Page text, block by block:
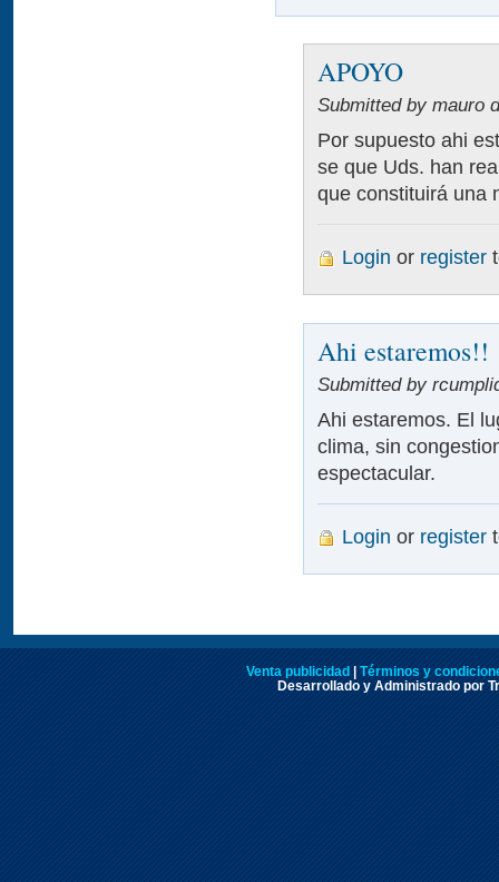
APOYO
Submitted by mauro
Por supuesto ahi
se que Uds. han
que constituirá una
Login or register
Ahi estaremos!!
Submitted by
Ahi estaremos. El
clima, sin
espectacular.
Login or register
Venta publicidad
Términos y
Desarrollado y Administrado por